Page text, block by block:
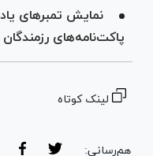
نمایش تمبر‌های
پاکت‌نامه‌های
لینک کوتاه
هم‌رسانی: